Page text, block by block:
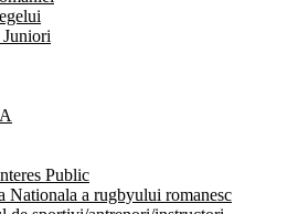
Public
Nationala a rugbyului romanesc